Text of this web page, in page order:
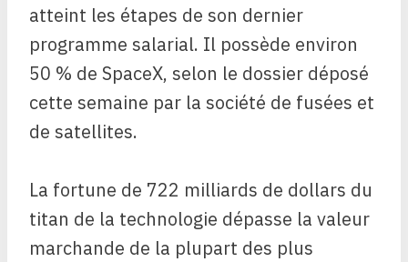
atteint les étapes de son dernier
programme salarial. Il possède environ
50 % de SpaceX, selon le dossier déposé
cette semaine par la société de fusées et
de satellites.
La fortune de 722 milliards de dollars du
titan de la technologie dépasse la valeur
marchande de la plupart des plus